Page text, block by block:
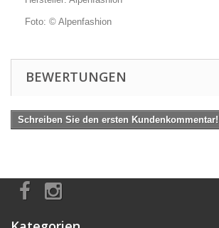
Foto: © Alpenfashion
BEWERTUNGEN
Schreiben Sie den ersten Kundenkommentar!